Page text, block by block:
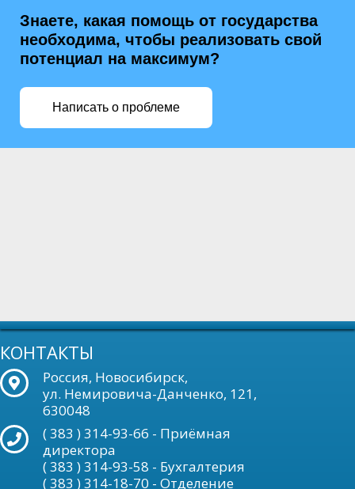
Знаете, какая помощь от государства
необходима, чтобы реализовать свой
потенциал на максимум?
Написать о проблеме
КОНТАКТЫ
Россия, Новосибирск,
ул. Немировича-Данченко, 121,
630048
( 383 ) 314-93-66 - Приёмная
директора
( 383 ) 314-93-58 - Бухгалтерия
( 383 ) 314-18-70 - Отделение